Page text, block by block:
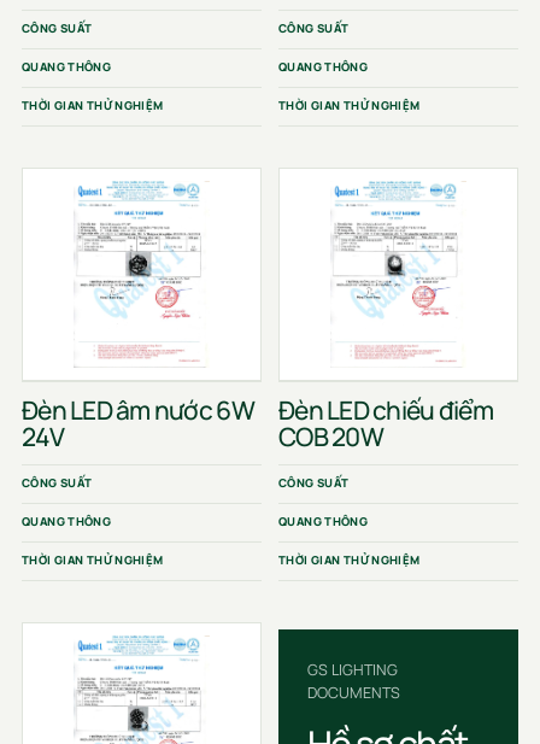
CÔNG SUẤT
QUANG THÔNG
THỜI GIAN THỬ NGHIỆM
CÔNG SUẤT
QUANG THÔNG
THỜI GIAN THỬ NGHIỆM
Đèn LED âm nước 6W
24V
CÔNG SUẤT
QUANG THÔNG
THỜI GIAN THỬ NGHIỆM
Đèn LED chiếu điểm
COB 20W
CÔNG SUẤT
QUANG THÔNG
THỜI GIAN THỬ NGHIỆM
GS LIGHTING
DOCUMENTS